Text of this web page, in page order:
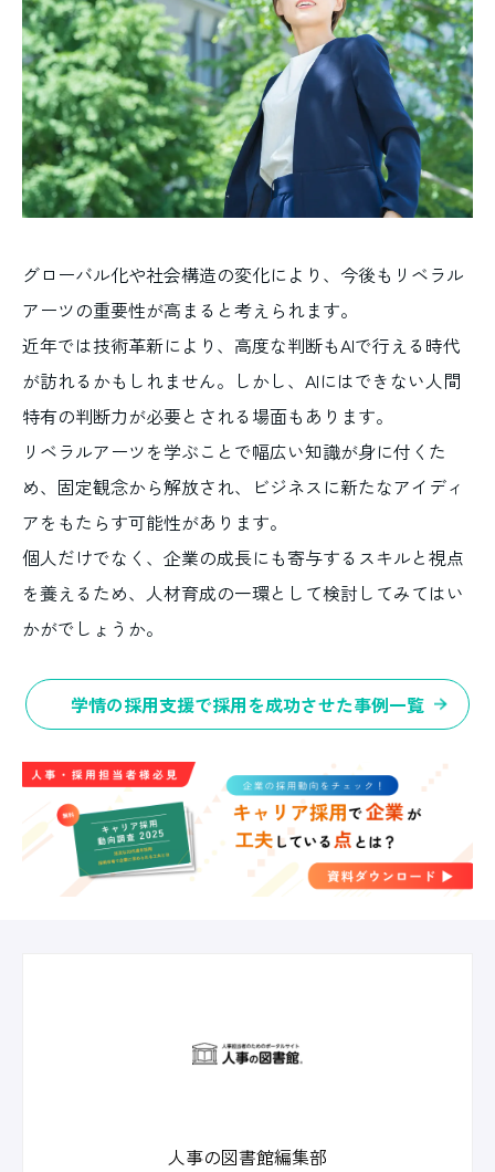
グローバル化や社会構造の変化により、今後もリベラル
アーツの重要性が高まると考えられます。
近年では技術革新により、高度な判断もAIで行える時代
が訪れるかもしれません。しかし、AIにはできない人間
特有の判断力が必要とされる場面もあります。
リベラルアーツを学ぶことで幅広い知識が身に付くた
め、固定観念から解放され、ビジネスに新たなアイディ
アをもたらす可能性があります。
個人だけでなく、企業の成長にも寄与するスキルと視点
を養えるため、人材育成の一環として検討してみてはい
かがでしょうか。
学情の採用支援で採用を成功させた事例一覧
人事の図書館編集部